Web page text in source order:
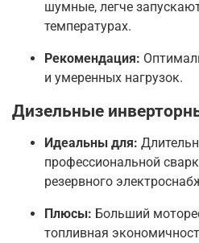
шумные, легче
температурах.
Рекомендация:
и умеренных нагрузок.
Дизельные
Идеальны для:
профессиональной
резервного
Плюсы: Больший
топливная